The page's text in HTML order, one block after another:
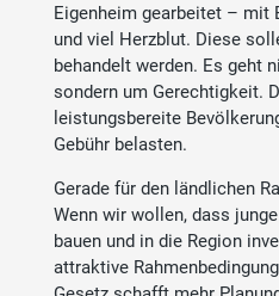
Eigenheim gearbeitet – mit
und viel Herzblut. Diese
behandelt werden. Es geht
sondern um Gerechtigkeit.
leistungsbereite
Gebühr belasten.
Gerade für den ländlichen
Wenn wir wollen, dass
bauen und in die Region
attraktive